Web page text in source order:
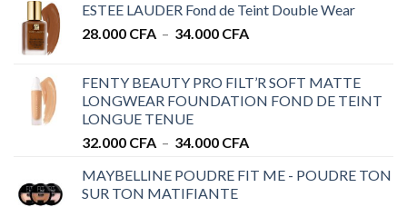
prix :
28.000 CFA
ESTEE LAUDER Fond de Teint Double Wear
28.000 CFA – 34.000 CFAPlage
28.000 CFA
à
FENTY BEAUTY PRO FILT’R SOFT MATTE
LONGWEAR FOUNDATION FOND DE TEINT
LONGUE TENUE
32.000 CFA – 34.000 CFAPlage
prix :
MAYBELLINE POUDRE FIT ME - POUDRE TON
SUR TON MATIFIANTE